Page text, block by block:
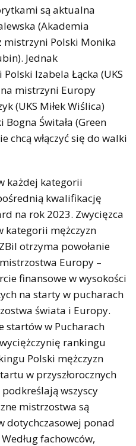
są aktualna
(Akademia
mistrzyni Polski Monika
Jednak
Izabela Łącka (UKS
mistrzyni Europy
(UKS Miłek Wiślica)
Świtała (Green
chcą włączyć się do walki
każdej kategorii
kwalifikację
na rok 2023. Zwycięzca
kategorii mężczyzn
otrzyma powołanie
Europy –
finansowe w wysokości
na starty w pucharach
świata i Europy.
startów w Pucharach
rankingu
Polski mężczyzn
w przyszłorocznych
wszyscy
mistrzostwa są
dotychczasowej ponad
fachowców,